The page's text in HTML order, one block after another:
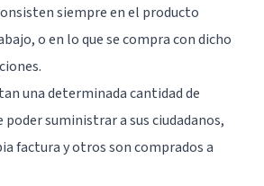
siempre en el producto
o en lo que se compra con dicho
una determinada cantidad de
poder suministrar a sus ciudadanos,
factura y otros son comprados a